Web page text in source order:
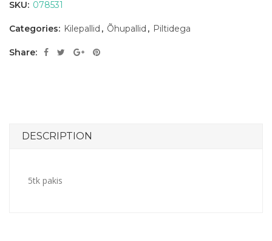
SKU: 078531
Categories: Kilepallid , Õhupallid , Piltidega
Share:
DESCRIPTION
5tk pakis